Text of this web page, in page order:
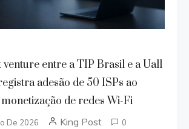
entre a TIP Brasil e a Uall
adesão de 50 ISPs ao
de redes Wi-Fi
De 2026 King Post 0